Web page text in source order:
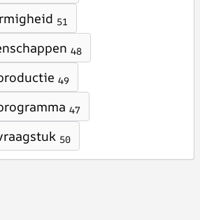
51
48
49
47
50